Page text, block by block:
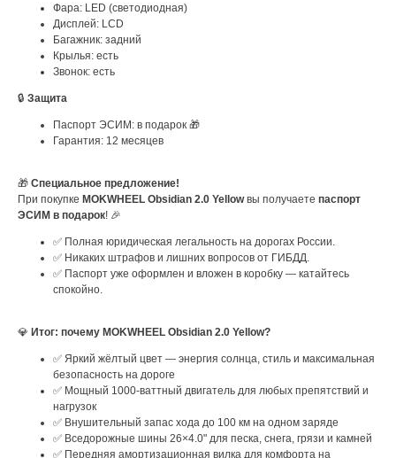
Фара: LED (светодиодная)
Дисплей: LCD
Багажник: задний
Крылья: есть
Звонок: есть
🔒 Защита
Паспорт ЭСИМ: в подарок 🎁
Гарантия: 12 месяцев
🎁 Специальное предложение!
При покупке MOKWHEEL Obsidian 2.0 Yellowвы получаете паспорт
ЭСИМ в подарок! 🎉
✅ Полная юридическая легальность на дорогах России.
✅ Никаких штрафов и лишних вопросов от ГИБДД.
✅ Паспорт уже оформлен и вложен в коробку — катайтесь
спокойно.
💎 Итог: почему MOKWHEEL Obsidian 2.0 Yellow?
✅ Яркий жёлтый цвет — энергия солнца, стиль и максимальная
безопасность на дороге
✅ Мощный 1000-ваттный двигатель для любых препятствий и
нагрузок
✅ Внушительный запас хода до 100 км на одном заряде
✅ Вседорожные шины 26×4.0" для песка, снега, грязи и камней
✅ Передняя амортизационная вилка для комфорта на